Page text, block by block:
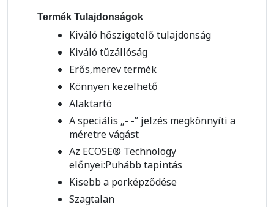
Termék Tulajdonságok
Kiváló hőszigetelő tulajdonság
Kiváló tűzállóság
Erős,merev termék
Könnyen kezelhető
Alaktartó
A speciális „- -” jelzés megkönnyíti a
méretre vágást
Az ECOSE® Technology
előnyei:Puhább tapintás
Kisebb a porképződése
Szagtalan